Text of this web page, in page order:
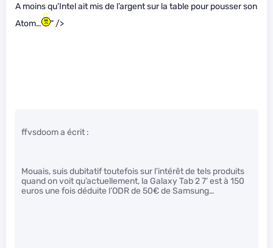
A moins qu’Intel ait mis de l’argent sur la table pour pousser son
Atom…
" />
ffvsdoom a écrit :
Mouais, suis dubitatif toutefois sur l’intérêt de tels produits
quand on voit qu’actuellement, la Galaxy Tab 2 7’ est à 150
euros une fois déduite l’ODR de 50€ de Samsung…